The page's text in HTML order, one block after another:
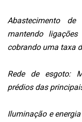
Abastecimento
mantendo
cobrando uma taxa
Rede de esgoto:
prédios das
Iluminação e